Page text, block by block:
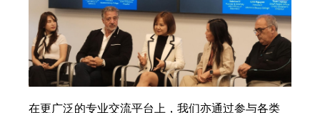
在更广泛的专业交流平台上，我们亦通过参与各类